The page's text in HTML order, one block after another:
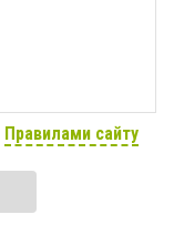
Правилами сайту